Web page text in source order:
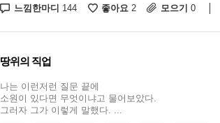
느낌한마디 144 좋아요 2 모으기 0
땅위의 직업
나는 이런저런 질문 끝에
소원이 있다면 무엇이냐고 물어보았다.
그러자 그가 이렇게 말했다. ...